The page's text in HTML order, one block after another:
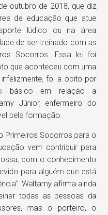
outubro de 2018, que diz
de educação que atue
lúdico ou na área
de ser treinado com as
Socorros. Essa lei foi
que aconteceu com uma
foi a óbito por
básico em relação a
Júnior, enfermeiro do
pela formação.
Primeiros Socorros para o
vem contribuir para
com o conhecimento
para alguém que está
Waltamy afirma ainda
todas as pessoas da
mas o porteiro, o